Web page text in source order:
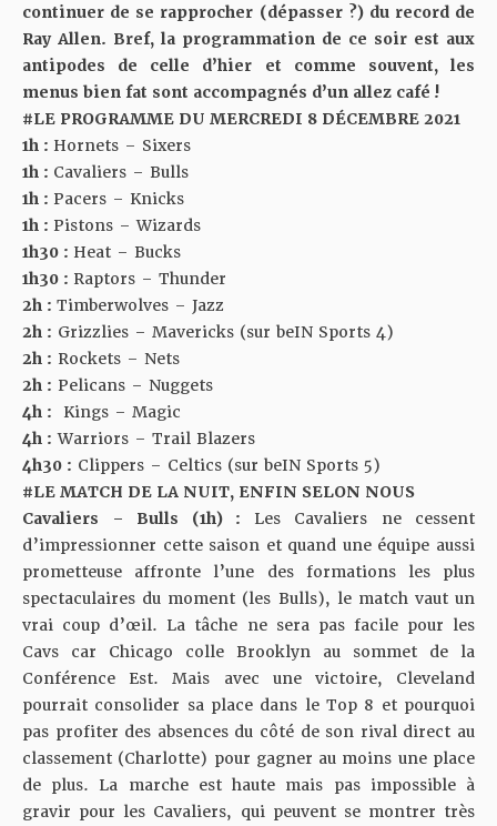
continuer de se rapprocher (dépasser ?) du record de
Ray Allen. Bref, la programmation de ce soir est aux
antipodes de celle d’hier et comme souvent, les
menus bien fat sont accompagnés d’un allez café !
#LE PROGRAMME DU MERCREDI 8 DÉCEMBRE 2021
1h : Hornets – Sixers
1h : Cavaliers – Bulls
1h : Pacers – Knicks
1h : Pistons – Wizards
1h30 : Heat – Bucks
1h30 : Raptors – Thunder
2h : Timberwolves – Jazz
2h : Grizzlies – Mavericks (sur beIN Sports 4)
2h : Rockets – Nets
2h : Pelicans – Nuggets
4h : Kings – Magic
4h : Warriors – Trail Blazers
4h30 : Clippers – Celtics (sur beIN Sports 5)
#LE MATCH DE LA NUIT, ENFIN SELON NOUS
Cavaliers – Bulls (1h) : Les Cavaliers ne cessent
d’impressionner cette saison et quand une équipe aussi
prometteuse affronte l’une des formations les plus
spectaculaires du moment (les Bulls), le match vaut un
vrai coup d’œil. La tâche ne sera pas facile pour les
Cavs car Chicago colle Brooklyn au sommet de la
Conférence Est. Mais avec une victoire, Cleveland
pourrait consolider sa place dans le Top 8 et pourquoi
pas profiter des absences du côté de son rival direct au
classement (Charlotte) pour gagner au moins une place
de plus. La marche est haute mais pas impossible à
gravir pour les Cavaliers, qui peuvent se montrer très